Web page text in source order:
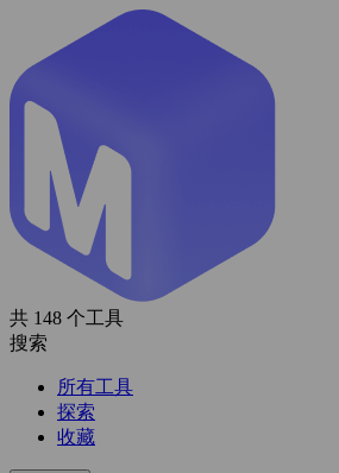
共 148 个工具
搜索
所有工具
探索
收藏